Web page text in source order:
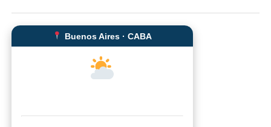
Buenos Aires · CABA